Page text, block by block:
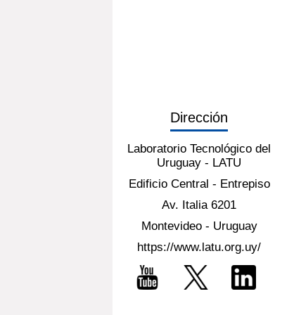
Dirección
Laboratorio Tecnológico del
Uruguay - LATU
Edificio Central - Entrepiso
Av. Italia 6201
Montevideo - Uruguay
https://www.latu.org.uy/